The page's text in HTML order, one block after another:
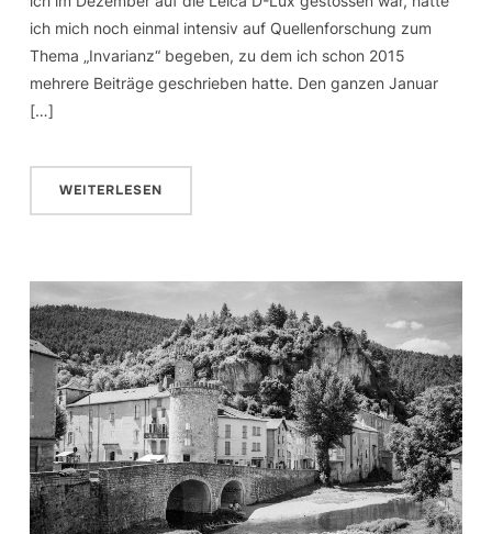
ich mich noch einmal intensiv auf Quellenforschung zum
Thema „Invarianz“ begeben, zu dem ich schon 2015
mehrere Beiträge geschrieben hatte. Den ganzen Januar
[…]
WEITERLESEN